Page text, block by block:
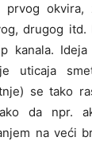
okvira,
drugog itd.
kanala.
uticaja
se tako
da npr.
na veći